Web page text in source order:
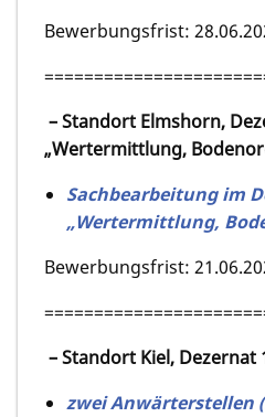
Bewerbungsfrist:
– Standort Elmshorn,
„Wertermittlung,
Sachbearbeitung im
„Wertermittlung,
Bewerbungsfrist:
– Standort Kiel, Dezernat
zwei Anwärterstellen